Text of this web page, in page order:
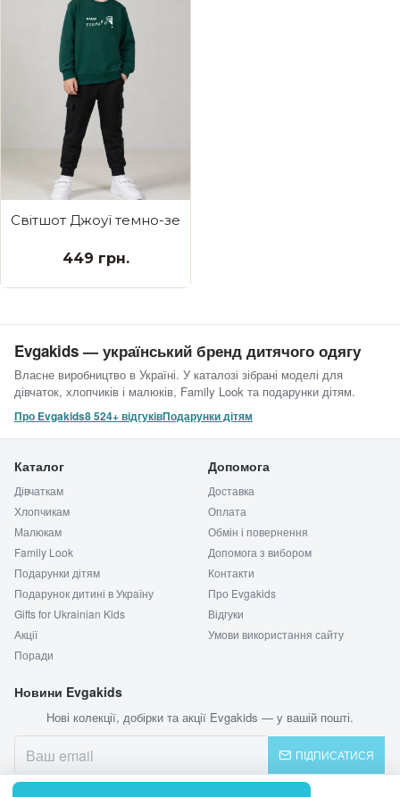
Світшот Джоуї темно-зелений Малий Tornado
449 грн.
Evgakids — український бренд дитячого одягу
Власне виробництво в Україні. У каталозі зібрані моделі для
дівчаток, хлопчиків і малюків, Family Look та подарунки дітям.
Про Evgakids8 524+ відгуківПодарунки дітям
Каталог
Дівчаткам
Хлопчикам
Малюкам
Family Look
Подарунки дітям
Подарунок дитині в Україну
Gifts for Ukrainian Kids
Акції
Поради
Допомога
Доставка
Оплата
Обмін і повернення
Допомога з вибором
Контакти
Про Evgakids
Відгуки
Умови використання сайту
Новини Evgakids
Нові колекції, добірки та акції Evgakids — у вашій пошті.
ПІДПИСАТИСЯ